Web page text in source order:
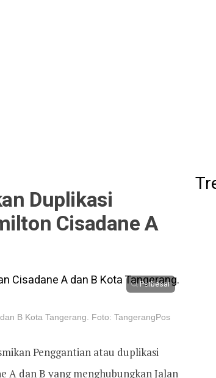
Duplikasi
Cisadane A
Perbesar
B Kota Tangerang. Foto: TangerangPos
Penggantian atau duplikasi
A dan B yang menghubungkan Jalan